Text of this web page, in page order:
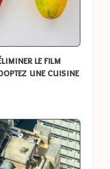
le film
une cuisine